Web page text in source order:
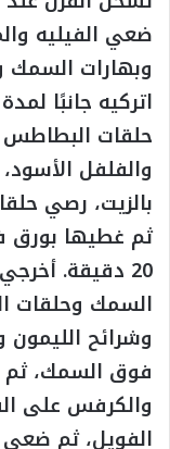
ضعي الفيليه
وبهارات السمك
حلقات البطاطس
والفلفل
بالزيت، رصي
ثم غطيها بورق
20 دقيقة.
السمك وحلقات
وشرائح
فوق السمك،
والكرفس على